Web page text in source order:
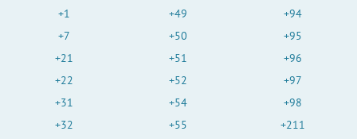
+1
+7
+21
+22
+31
+32
+49
+50
+51
+52
+54
+55
+94
+95
+96
+97
+98
+211